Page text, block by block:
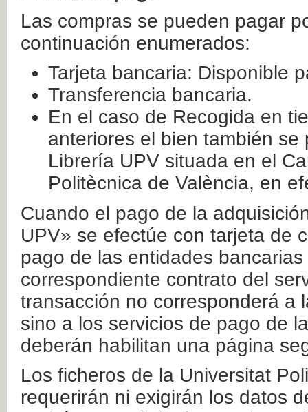
Las compras se pueden pagar
continuación enumerados:
Tarjeta bancaria: Disponible
Transferencia bancaria.
En el caso de Recogida en
anteriores el bien también
Librería UPV situada en el
Politècnica de València, en
Cuando el pago de la
UPV» se efectúe con tarjeta de
pago de las entidades
correspondiente contrato del
transacción no corresponderá a
sino a los servicios de pago de
deberán habilitan una página
Los ficheros de la Universitat
requerirán ni exigirán los datos